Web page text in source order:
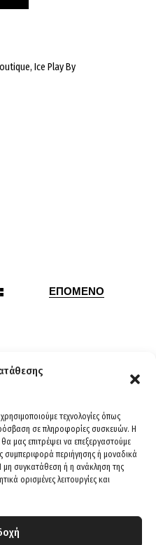
τεχνολογίες όπως
σε πληροφορίες συσκευών. Η
μας επιτρέψει να επεξεργαστούμε
περιήγησης ή μοναδικά
μη συγκατάθεση ή η ανάκληση της
ορισμένες λειτουργίες και
Ice Play By
ΕΠΟΜΕΝΟ